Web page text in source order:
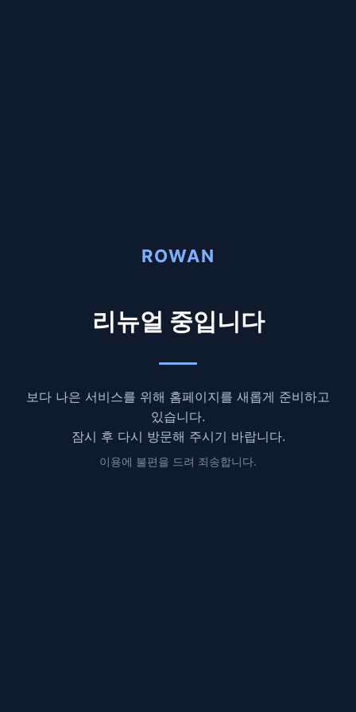
ROWAN
리뉴얼 중입니다
보다 나은 서비스를 위해 홈페이지를 새롭게 준비하고
있습니다.
잠시 후 다시 방문해 주시기 바랍니다.
이용에 불편을 드려 죄송합니다.